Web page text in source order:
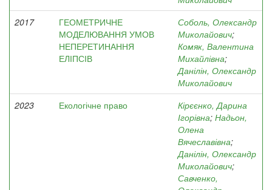
2017
ГЕОМЕТРИЧНЕ
МОДЕЛЮВАННЯ УМОВ
НЕПЕРЕТИНАННЯ
ЕЛІПСІВ
Соболь, Олександр
Миколайович;
Комяк, Валентина
Михайлівна;
Данілін, Олександр
Миколайович
2023
Екологічне право
Кірєєнко, Дарина
Ігорівна; Надьон,
Олена
Вячеславівна;
Данілін, Олександр
Миколайович;
Савченко,